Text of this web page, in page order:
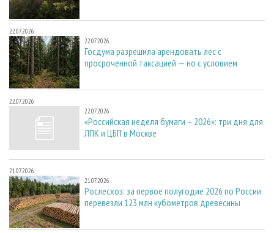
22.07.2026
22.07.2026
Госдума разрешила арендовать лес с
просроченной таксацией — но с условием
22.07.2026
22.07.2026
«Российская неделя бумаги – 2026»: три дня для
ЛПК и ЦБП в Москве
21.07.2026
21.07.2026
Рослесхоз: за первое полугодие 2026 по России
перевезли 123 млн кубометров древесины